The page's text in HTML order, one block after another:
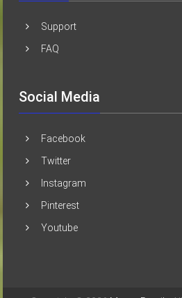
Support
FAQ
Social Media
Facebook
Twitter
Instagram
Pinterest
Youtube